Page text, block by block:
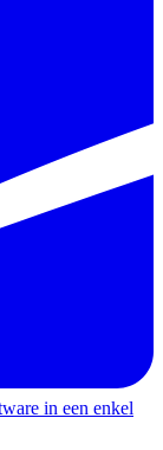
in een enkel